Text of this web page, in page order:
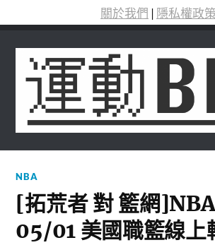
關於我們 | 隱私權政策
NBA
[拓荒者 對 籃網
05/01 美國職籃線上